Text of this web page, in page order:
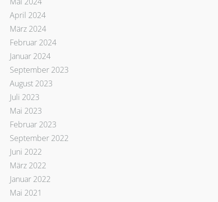
April 2024
März 2024
Februar 2024
Januar 2024
September 2023
August 2023
Juli 2023
Mai 2023
Februar 2023
September 2022
Juni 2022
März 2022
Januar 2022
Mai 2021